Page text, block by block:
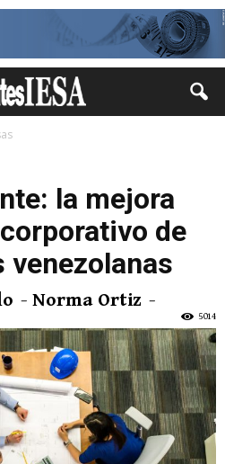
la mejora
de
venezolanas
- Norma Ortiz -
5014